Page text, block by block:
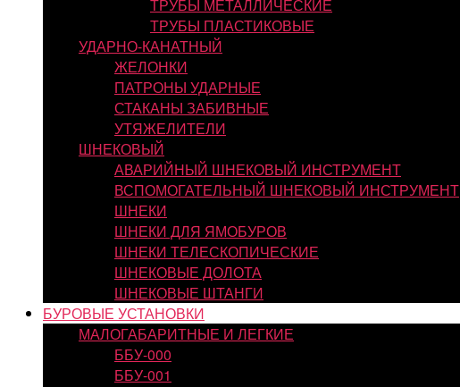
ТРУБЫ МЕТАЛЛИЧЕСКИЕ
ТРУБЫ ПЛАСТИКОВЫЕ
УДАРНО-КАНАТНЫЙ
ЖЕЛОНКИ
ПАТРОНЫ УДАРНЫЕ
СТАКАНЫ ЗАБИВНЫЕ
УТЯЖЕЛИТЕЛИ
ШНЕКОВЫЙ
АВАРИЙНЫЙ ШНЕКОВЫЙ ИНСТРУМЕНТ
ВСПОМОГАТЕЛЬНЫЙ ШНЕКОВЫЙ ИНСТРУМЕНТ
ШНЕКИ
ШНЕКИ ДЛЯ ЯМОБУРОВ
ШНЕКИ ТЕЛЕСКОПИЧЕСКИЕ
ШНЕКОВЫЕ ДОЛОТА
ШНЕКОВЫЕ ШТАНГИ
БУРОВЫЕ УСТАНОВКИ
МАЛОГАБАРИТНЫЕ И ЛЕГКИЕ
ББУ-000
ББУ-001